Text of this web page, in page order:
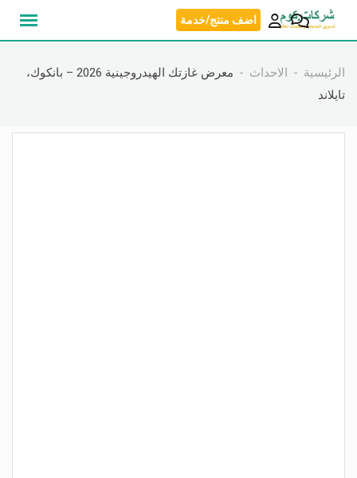
انتقل
اضف منتج/خدمة
الرئيسية الاحداث
معرض غازتك الهيدروجينية 2026 – بانكوك،
تايلاند